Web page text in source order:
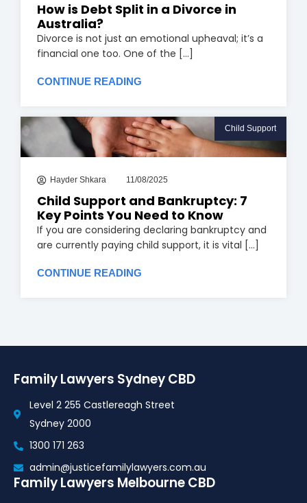
How is Debt Split in a Divorce in
Australia?
Divorce is not just an emotional upheaval; it’s a
financial one too. One of the [...]
CONTINUE READING
Child Support
Hayder Shkara 11/08/2025
Child Support and Bankruptcy: 7
Key Points You Need to Know
If you are considering declaring bankruptcy and
are currently paying child support, it is vital [...]
CONTINUE READING
Family Lawyers Sydney CBD
Level 2 255 Castlereagh Street
Sydney 2000
1300 171 263
admin@justicefamilylawyers.com.au
Family Lawyers Melbourne CBD